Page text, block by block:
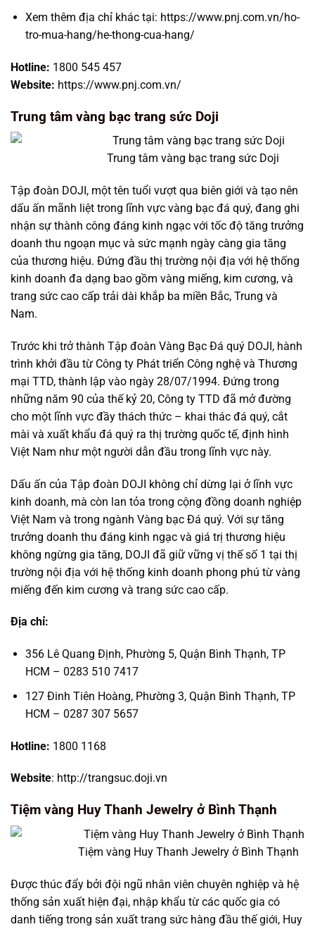
Xem thêm địa chỉ khác tại: https://www.pnj.com.vn/ho-
tro-mua-hang/he-thong-cua-hang/
Hotline: 1800 545 457
Website: https://www.pnj.com.vn/
Trung tâm vàng bạc trang sức Doji
Trung tâm vàng bạc trang sức Doji
Tập đoàn DOJI, một tên tuổi vượt qua biên giới và tạo nên
dấu ấn mãnh liệt trong lĩnh vực vàng bạc đá quý, đang ghi
nhận sự thành công đáng kinh ngạc với tốc độ tăng trưởng
doanh thu ngoạn mục và sức mạnh ngày càng gia tăng
của thương hiệu. Đứng đầu thị trường nội địa với hệ thống
kinh doanh đa dạng bao gồm vàng miếng, kim cương, và
trang sức cao cấp trải dài khắp ba miền Bắc, Trung và
Nam.
Trước khi trở thành Tập đoàn Vàng Bạc Đá quý DOJI, hành
trình khởi đầu từ Công ty Phát triển Công nghệ và Thương
mại TTD, thành lập vào ngày 28/07/1994. Đứng trong
những năm 90 của thế kỷ 20, Công ty TTD đã mở đường
cho một lĩnh vực đầy thách thức – khai thác đá quý, cắt
mài và xuất khẩu đá quý ra thị trường quốc tế, định hình
Việt Nam như một người dẫn đầu trong lĩnh vực này.
Dấu ấn của Tập đoàn DOJI không chỉ dừng lại ở lĩnh vực
kinh doanh, mà còn lan tỏa trong cộng đồng doanh nghiệp
Việt Nam và trong ngành Vàng bạc Đá quý. Với sự tăng
trưởng doanh thu đáng kinh ngạc và giá trị thương hiệu
không ngừng gia tăng, DOJI đã giữ vững vị thế số 1 tại thị
trường nội địa với hệ thống kinh doanh phong phú từ vàng
miếng đến kim cương và trang sức cao cấp.
Địa chỉ:
356 Lê Quang Định, Phường 5, Quận Bình Thạnh, TP
HCM – 0283 510 7417
127 Đinh Tiên Hoàng, Phường 3, Quận Bình Thạnh, TP
HCM – 0287 307 5657
Hotline: 1800 1168
Website: http://trangsuc.doji.vn
Tiệm vàng Huy Thanh Jewelry ở Bình Thạnh
Tiệm vàng Huy Thanh Jewelry ở Bình Thạnh
Được thúc đẩy bởi đội ngũ nhân viên chuyên nghiệp và hệ
thống sản xuất hiện đại, nhập khẩu từ các quốc gia có
danh tiếng trong sản xuất trang sức hàng đầu thế giới, Huy